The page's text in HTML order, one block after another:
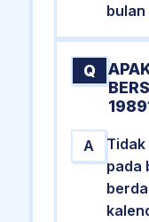
bulan
Q
A
pada